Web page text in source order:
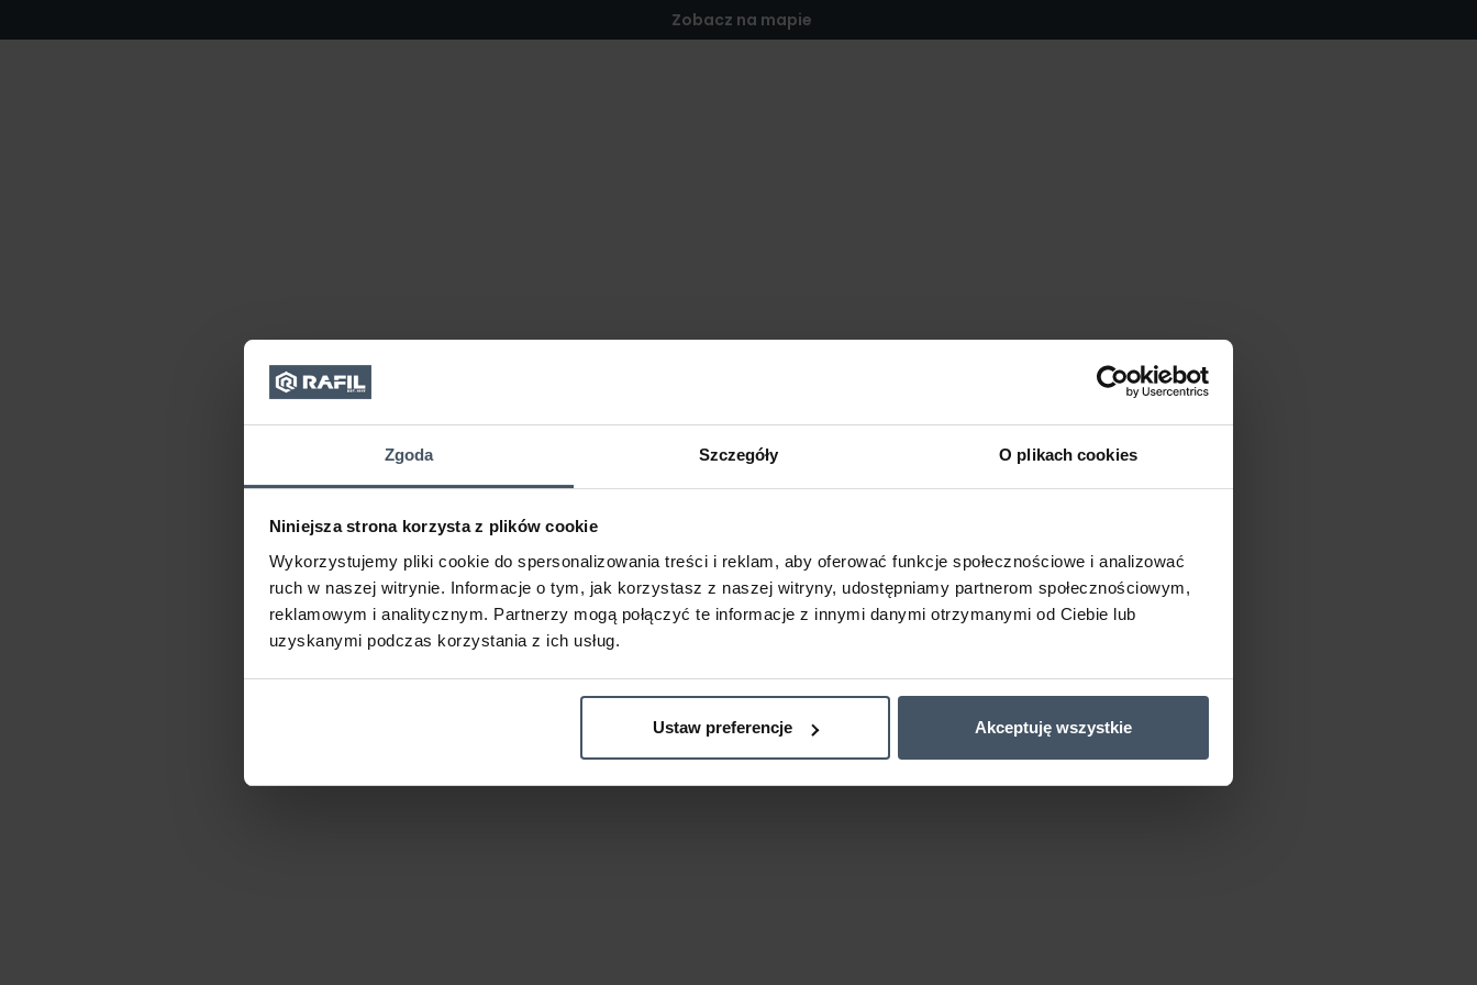
Zgoda Szczegóły O plikach cookies
Niniejsza strona korzysta z plików cookie
Wykorzystujemy pliki cookie do spersonalizowania treści i reklam, aby oferować funkcje społecznościowe i analizować
ruch w naszej witrynie. Informacje o tym, jak korzystasz z naszej witryny, udostępniamy partnerom społecznościowym,
reklamowym i analitycznym. Partnerzy mogą połączyć te informacje z innymi danymi otrzymanymi od Ciebie lub
uzyskanymi podczas korzystania z ich usług.
Ustaw preferencje Akceptuję wszystkie
Zobacz na mapie